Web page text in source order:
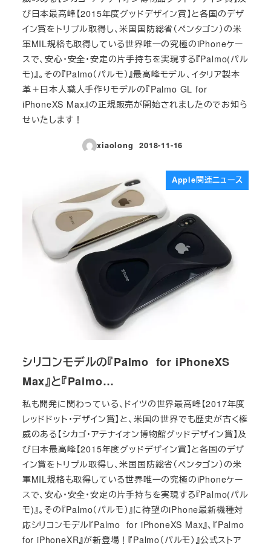
び日本最高峰【2015年度グッドデザイン賞】と各国のデザ
イン賞をトリプル取得し、米国国防総省（ペンタゴン）の米
軍MIL規格も取得している世界唯一の究極のiPhoneケー
スで、安心・安全・安定の片手持ちを実現する『Palmo(パル
モ)』。その『Palmo（パルモ）』最高峰モデル、イタリア製本
革＋日本人職人手作りモデルの『Palmo GL for
iPhoneXS Max』の正規販売が開始されましたのでお知ら
せいたします！
xiaolong
投稿日
2018-11-16
Apple関連ニュース
シリコンモデルの『Palmo for iPhoneXS
Max』と『Palmo…
私も開発に関わっている、ドイツの世界最高峰【2017年度
レッドドット・デザイン賞】と、米国の世界でも歴史が古く権
威のある【シカゴ・アテナイオン博物館グッドデザイン賞】及
び日本最高峰【2015年度グッドデザイン賞】と各国のデザ
イン賞をトリプル取得し、米国国防総省（ペンタゴン）の米
軍MIL規格も取得している世界唯一の究極のiPhoneケー
スで、安心・安全・安定の片手持ちを実現する『Palmo(パル
モ)』。その『Palmo（パルモ）』に待望のiPhone最新機種対
応シリコンモデル『Palmo for iPhoneXS Max』、『Palmo
for iPhoneXR』が新登場！『Palmo（パルモ）』公式ストア